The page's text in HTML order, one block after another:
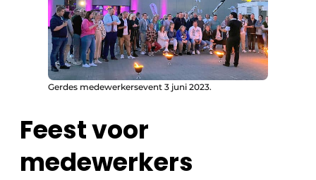
Gerdes medewerkersevent 3 juni 2023.
Feest voor
medewerkers